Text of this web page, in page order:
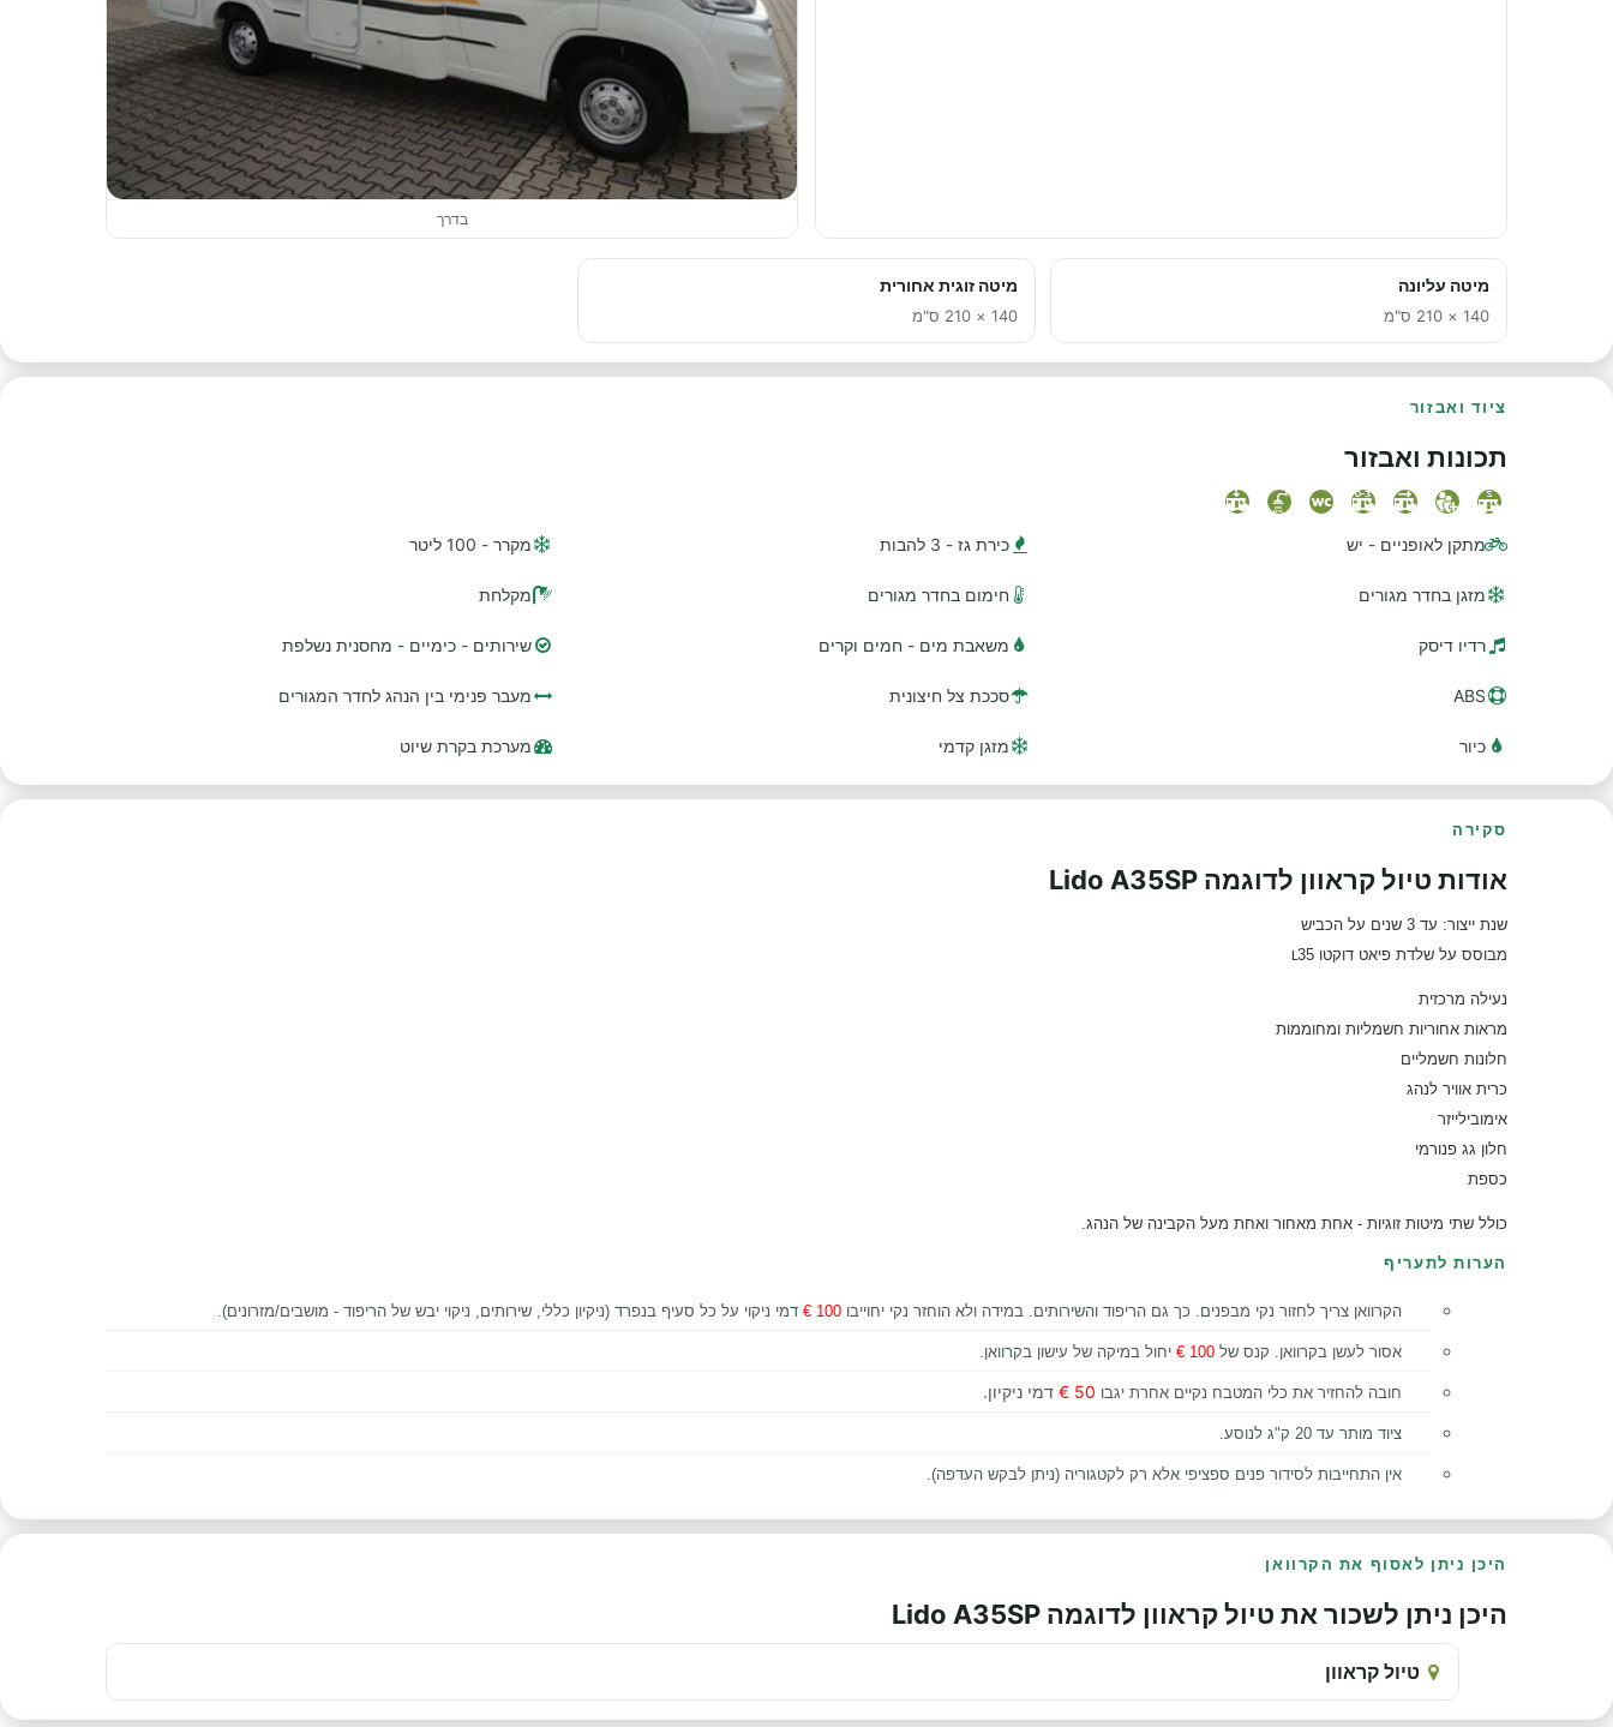
בדרך
מיטה עליונה
140 × 210 ס"מ
מיטה זוגית אחורית
140 × 210 ס"מ
ציוד ואבזור
תכונות ואבזור
מתקן לאופניים - יש כירת גז - 3 להבות מקרר - 100 ליטר
מזגן בחדר מגורים חימום בחדר מגורים מקלחת
רדיו דיסק משאבת מים - חמים וקרים שירותים - כימיים - מחסנית נשלפת
ABS סככת צל חיצונית מעבר פנימי בין הנהג לחדר המגורים
כיור מזגן קדמי מערכת בקרת שיוט
סקירה
אודות טיול קראוון לדוגמה Lido A35SP
שנת ייצור: עד 3 שנים על הכביש
מבוסס על שלדת פיאט דוקטו 35 L
נעילה מרכזית
מראות אחוריות חשמליות ומחוממות
חלונות חשמליים
כרית אוויר לנהג
אימובילייזר
חלון גג פנורמי
כספת
כולל שתי מיטות זוגיות - אחת מאחור ואחת מעל הקבינה של הנהג.
הערות לתעריף
הקרוואן צריך לחזור נקי מבפנים. כך גם הריפוד והשירותים. במידה ולא הוחזר נקי יחוייבו 100 € דמי ניקוי על כל סעיף בנפרד (ניקיון כללי, שירותים, ניקוי יבש של הריפוד - מושבים/מזרונים).
אסור לעשן בקרוואן. קנס של 100 € יחול במיקה של עישון בקרוואן.
חובה להחזיר את כלי המטבח נקיים אחרת יגבו 50 € דמי ניקיון.
ציוד מותר עד 20 ק"ג לנוסע.
אין התחייבות לסידור פנים ספציפי אלא רק לקטגוריה (ניתן לבקש העדפה).
היכן ניתן לאסוף את הקרוואן
היכן ניתן לשכור את טיול קראוון לדוגמה Lido A35SP
טיול קראוון